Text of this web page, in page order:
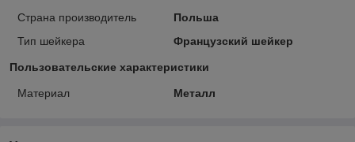
Страна производитель
Польша
Тип шейкера
Французский шейкер
Пользовательские характеристики
Материал Металл